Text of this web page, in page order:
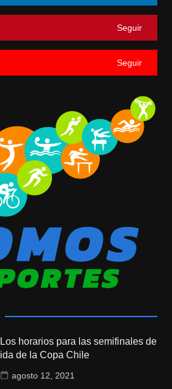
Seguir
Seguir
Los horarios para las semifinales de
ida de la Copa Chile
agosto 12, 2021